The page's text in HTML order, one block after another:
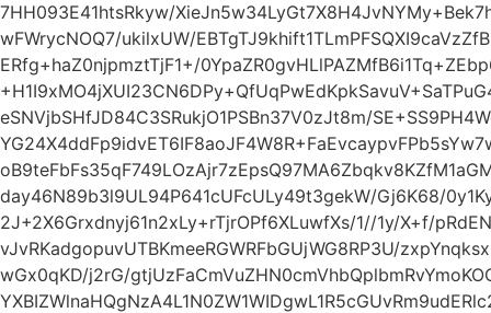
7HH093E41htsRkyw/
wFWrycNOQ7/ukilxUW/
ERfg+haZ0njpmztTjF1+/
eSNVjbSHfJD84C3SRukjO1PSBn37V0zJt8m/
day46N89b3l9UL94P641cUFcULy49t3gekW/Gj6K68/
2J+2X6Grxdnyj61n2xLy+rTjrOPf6XLuwfXs/1//1y/X+f/
vJvRKadgopuvUTBKmeeRGWRFbGUjWG8RP3U/
wGx0qKD/j2rG/